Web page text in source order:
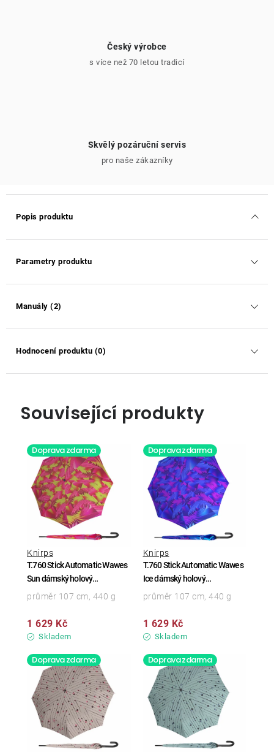
Český výrobce
s více než 70 letou tradicí
Skvělý pozáruční servis
pro naše zákazníky
Popis produktu
Parametry produktu
Manuály (2)
Hodnocení produktu (0)
Související produkty
Doprava zdarma
T.760 Stick Automatic Wawes
Sun dámský holový
vystřelovací deštník
Knirps
Skladem
1 629 Kč
průměr 107 cm, 440 g
Doprava zdarma
T.760 Stick Automatic Wawes
Ice dámský holový
vystřelovací deštník
Knirps
Skladem
1 629 Kč
průměr 107 cm, 440 g
Doprava zdarma Doprava zdarma